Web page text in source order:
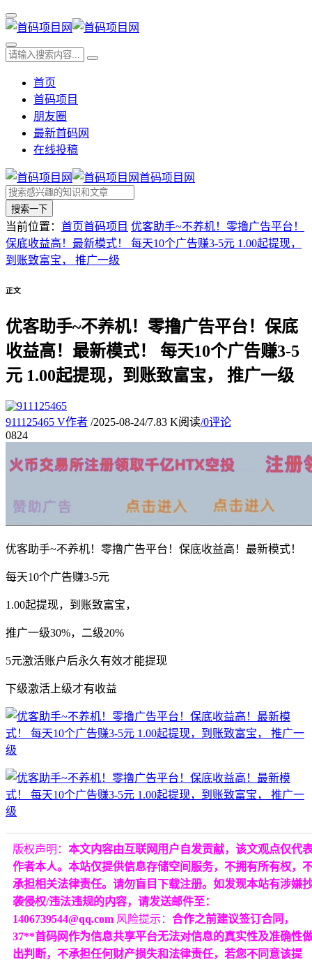
首页
首码项目
朋友圈
最新首码网
在线投稿
首码项目网
搜索一下
当前位置： 首页首码项目 优客助手~不养机！零撸广告平台！
保底收益高！最新模式！ 每天10个广告赚3-5元 1.00起提现，
到账致富宝， 推广一级
正文
优客助手~不养机！零撸广告平台！保底
收益高！最新模式！ 每天10个广告赚3-5
元 1.00起提现，到账致富宝， 推广一级
911125465 V作者 /2025-08-24/7.83 K阅读/0评论
0824
优客助手~不养机！零撸广告平台！保底收益高！最新模式！
每天10个广告赚3-5元
1.00起提现，到账致富宝，
推广一级30%，二级20%
5元激活账户后永久有效才能提现
下级激活上级才有收益
版权声明： 本文内容由互联网用户自发贡献，该文观点仅代
作者本人。本站仅提供信息存储空间服务，不拥有所有权，
承担相关法律责任。请勿盲目下载注册。如发现本站有涉嫌
袭侵权/违法违规的内容，请发送邮件至：
1406739544@qq.com 风险提示： 合作之前建议签订合同，
37**首码网作为信息共享平台无法对信息的真实性及准确性
出判断，不承担任何财产损失和法律责任，若您不同意该提